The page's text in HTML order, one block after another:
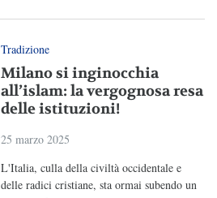
Tradizione
Milano si inginocchia
all’islam: la vergognosa resa
delle istituzioni!
25 marzo 2025
L'Italia, culla della civiltà occidentale e
delle radici cristiane, sta ormai subendo un